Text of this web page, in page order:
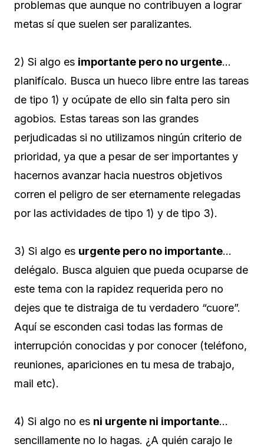
problemas que aunque no contribuyen a lograr
metas sí que suelen ser paralizantes.
2) Si algo es importante pero no urgente…
planifícalo. Busca un hueco libre entre las tareas
de tipo 1) y ocúpate de ello sin falta pero sin
agobios. Estas tareas son las grandes
perjudicadas si no utilizamos ningún criterio de
prioridad, ya que a pesar de ser importantes y
hacernos avanzar hacia nuestros objetivos
corren el peligro de ser eternamente relegadas
por las actividades de tipo 1) y de tipo 3).
3) Si algo es urgente pero no importante…
delégalo. Busca alguien que pueda ocuparse de
este tema con la rapidez requerida pero no
dejes que te distraiga de tu verdadero “cuore”.
Aquí se esconden casi todas las formas de
interrupción conocidas y por conocer (teléfono,
reuniones, apariciones en tu mesa de trabajo,
mail etc).
4) Si algo no es ni urgente ni importante…
sencillamente no lo hagas. ¿A quién carajo le